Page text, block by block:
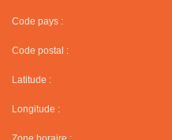
Code pays :
Code postal :
Latitude :
Longitude :